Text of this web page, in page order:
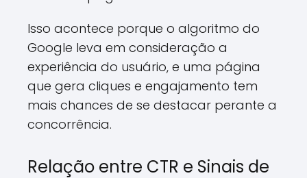
Isso acontece porque o algoritmo do
Google leva em consideração a
experiência do usuário, e uma página
que gera cliques e engajamento tem
mais chances de se destacar perante a
concorrência.
Relação entre CTR e Sinais de